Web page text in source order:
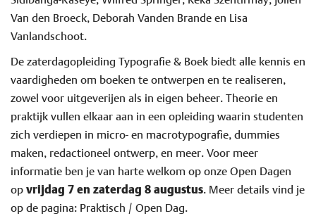
Van den Broeck, Deborah Vanden Brande en Lisa
Vanlandschoot.
De zaterdagopleiding Typografie & Boek biedt alle kennis en
vaardigheden om boeken te ontwerpen en te realiseren,
zowel voor uitgeverijen als in eigen beheer. Theorie en
praktijk vullen elkaar aan in een opleiding waarin studenten
zich verdiepen in micro- en macrotypografie, dummies
maken, redactioneel ontwerp, en meer. Voor meer
informatie ben je van harte welkom op onze Open Dagen
op vrijdag 7 en zaterdag 8 augustus. Meer details vind je
op de pagina: Praktisch / Open Dag.